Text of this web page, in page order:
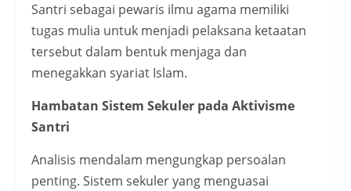
Santri sebagai pewaris ilmu agama memiliki
tugas mulia untuk menjadi pelaksana ketaatan
tersebut dalam bentuk menjaga dan
menegakkan syariat Islam.
Hambatan Sistem Sekuler pada Aktivisme
Santri
Analisis mendalam mengungkap persoalan
penting. Sistem sekuler yang menguasai